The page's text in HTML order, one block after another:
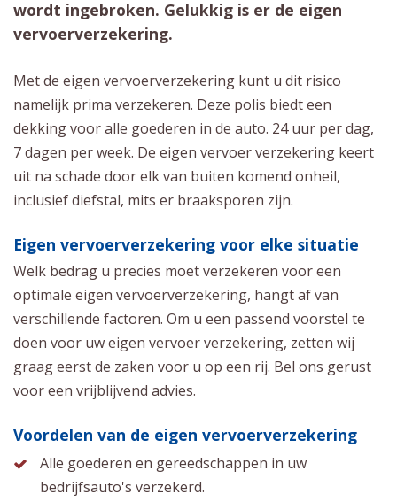
wordt ingebroken. Gelukkig is er de eigen
vervoerverzekering.
Met de eigen vervoerverzekering kunt u dit risico
namelijk prima verzekeren. Deze polis biedt een
dekking voor alle goederen in de auto. 24 uur per dag,
7 dagen per week. De eigen vervoer verzekering keert
uit na schade door elk van buiten komend onheil,
inclusief diefstal, mits er braaksporen zijn.
Eigen vervoerverzekering voor elke situatie
Welk bedrag u precies moet verzekeren voor een
optimale eigen vervoerverzekering, hangt af van
verschillende factoren. Om u een passend voorstel te
doen voor uw eigen vervoer verzekering, zetten wij
graag eerst de zaken voor u op een rij. Bel ons gerust
voor een vrijblijvend advies.
Voordelen van de eigen vervoerverzekering
Alle goederen en gereedschappen in uw
bedrijfsauto's verzekerd.